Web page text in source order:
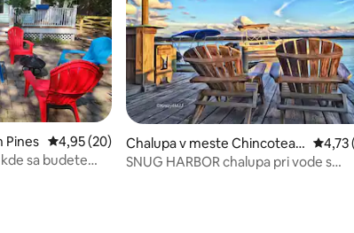
Pines Priemerné ohodnotenie 4,95 z 5, počet
4,95 (20)
sa budete
Chalupa v meste Chincoteag
ue
4,73
SNUG HARBOR chalupa pri vode s